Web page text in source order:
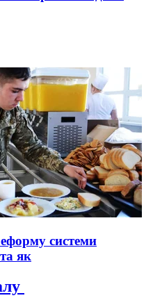
системи
як